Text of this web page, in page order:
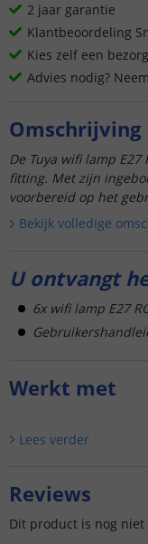
2 jaar garantie
Klantbeoordeling
Kies zelf een
Advies nodig? Neem
Omschrijving
De Tuya wifi lamp E27
fitting. Met zijn
voorbereid op het
Bekijk volledige
U ontvangt
6x wifi lamp E27
Werkt met
Lees verder
Reviews
Dit product is nog